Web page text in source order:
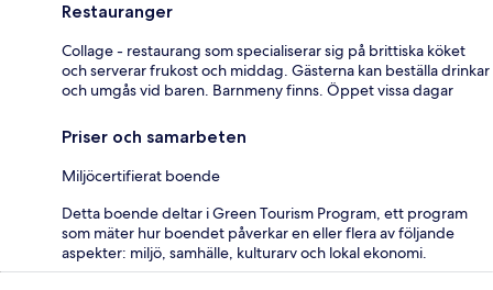
Restauranger
Collage - restaurang som specialiserar sig på brittiska köket
och serverar frukost och middag. Gästerna kan beställa drinkar
och umgås vid baren. Barnmeny finns. Öppet vissa dagar
Priser och samarbeten
Miljöcertifierat boende
Detta boende deltar i Green Tourism Program, ett program
som mäter hur boendet påverkar en eller flera av följande
aspekter: miljö, samhälle, kulturarv och lokal ekonomi.